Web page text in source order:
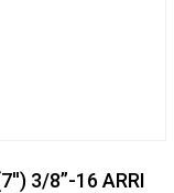
3/8”-16 ARRI